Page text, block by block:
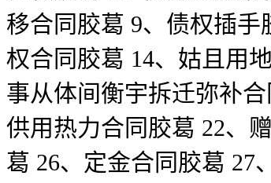
移合同胶葛 9、债权插手
权合同胶葛 14、姑且用
事从体间衡宇拆迁弥补
供用热力合同胶葛 22、
葛 26、定金合同胶葛 27